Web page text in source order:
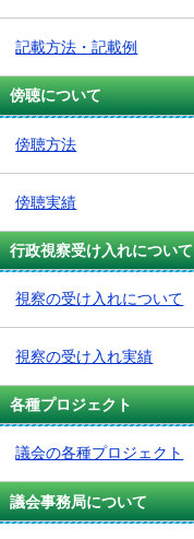
記載方法・記載例
傍聴について
傍聴方法
傍聴実績
行政視察受け入れについて
視察の受け入れについて
視察の受け入れ実績
各種プロジェクト
議会の各種プロジェクト
議会事務局について